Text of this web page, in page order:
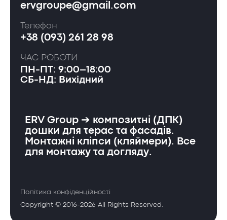
ervgroupe@gmail.com
Телефон
+38 (093) 261 28 98
ЧАС РОБОТИ
ПН-ПТ: 9:00–18:00
СБ-НД: Вихідний
ERV Group ➔ композитні (ДПК)
дошки для терас та фасадів.
Монтажні кліпси (кляймери). Все
для монтажу та догляду.
Політика конфіденційності
Copyright © 2016-2026 All Rights Reserved.